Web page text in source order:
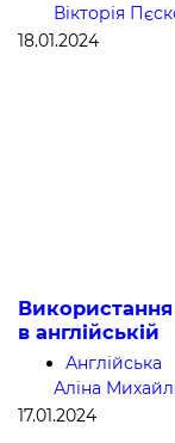
Вікторія
18.01.2024
в англійській
Англійська
Аліна
17.01.2024